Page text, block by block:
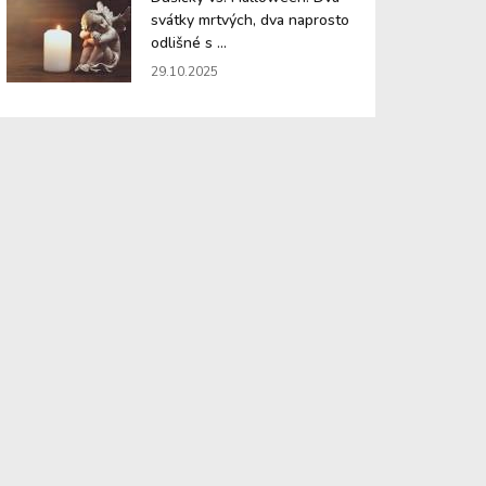
svátky mrtvých, dva naprosto
odlišné s ...
29.10.2025